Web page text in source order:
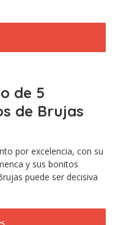
de 5
de Brujas
por excelencia, con su
y sus bonitos
puede ser decisiva